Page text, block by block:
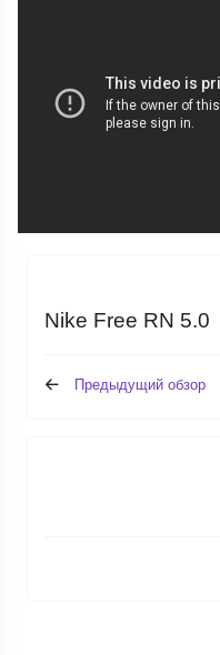
Nike Free RN 5.0
Предыдущий обзор